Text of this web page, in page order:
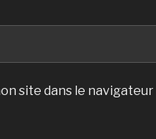
site dans le navigateur